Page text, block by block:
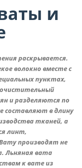
и
раскрывается.
волокно вместе с
пунктах,
и разделяются по
составляют в длину
тканей, а
линт,
производят не
Льняная вата
к вате из